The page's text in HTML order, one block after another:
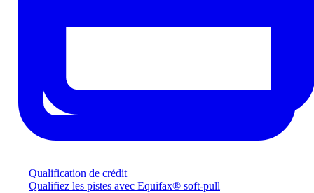
Qualification de crédit
Qualifiez les pistes avec Equifax® soft-pull